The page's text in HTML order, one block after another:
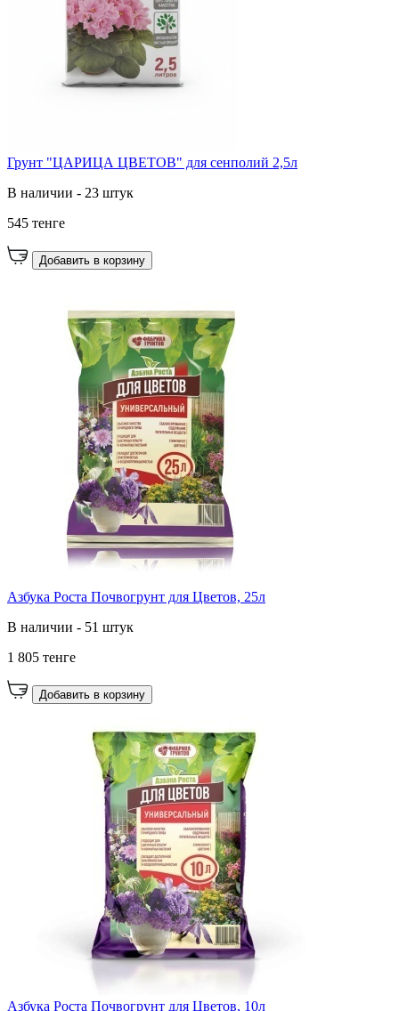
Грунт "ЦАРИЦА ЦВЕТОВ" для сенполий 2,5л
В наличии - 23 штук
545 тенге
Добавить в корзину
Азбука Роста Почвогрунт для Цветов, 25л
В наличии - 51 штук
1 805 тенге
Добавить в корзину
Азбука Роста Почвогрунт для Цветов, 10л